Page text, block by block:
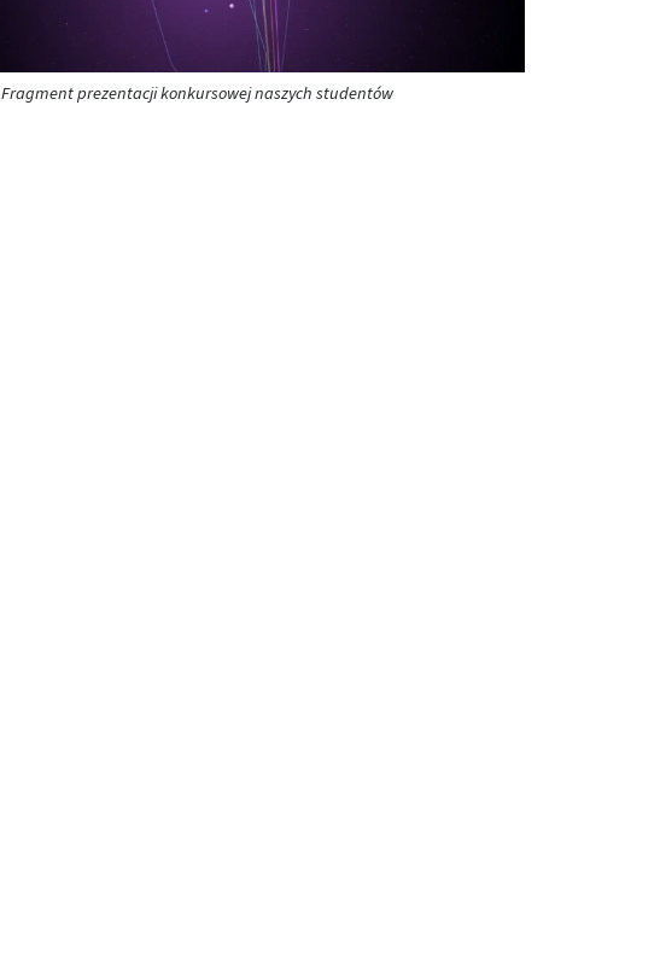
Fragment prezentacji konkursowej naszych studentów